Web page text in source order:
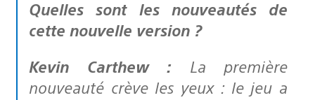
Quelles sont les nouveautés de
cette nouvelle version ?
Kevin Carthew : La première
nouveauté crève les yeux : le jeu a